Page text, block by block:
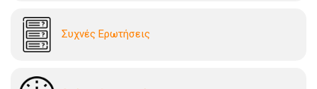
Συχνές Ερωτήσεις